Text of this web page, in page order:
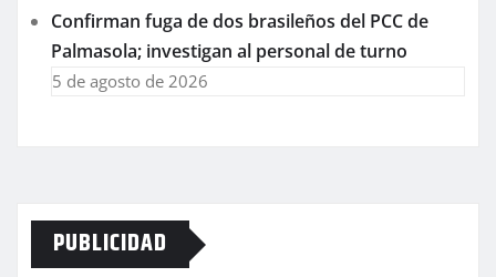
Confirman fuga de dos brasileños del PCC de
Palmasola; investigan al personal de turno
5 de agosto de 2026
PUBLICIDAD